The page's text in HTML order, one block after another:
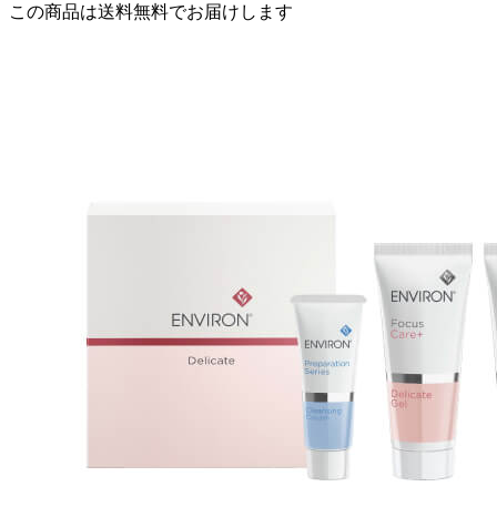
この商品は送料無料でお届けします